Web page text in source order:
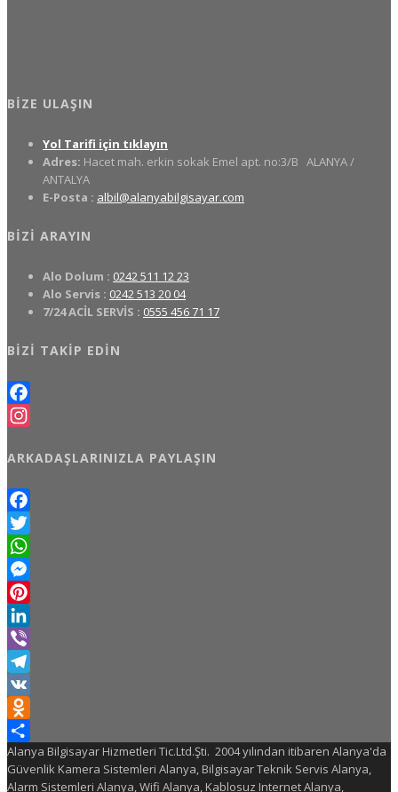
BIZE ULAŞIN
Yol Tarifi için tıklayın
Adres: Hacet mah. erkin sokak Emel apt. no:3/B ALANYA /
ANTALYA
E-Posta : albil@alanyabilgisayar.com
BIZI ARAYIN
Alo Dolum : 0242 511 12 23
Alo Servis : 0242 513 20 04
7/24 ACİL SERVİS : 0555 456 71 17
BIZI TAKIP EDIN
Facebook
ARKADAŞLARINIZLA PAYLAŞIN
Facebook
Twitter
WhatsApp
Messenger
Pinterest
LinkedIn
Viber
Telegram
VK
Odnoklassniki
Share
Alanya Bilgisayar Hizmetleri Tic.Ltd.Şti. 2004 yılından itibaren Alanya'da
Güvenlik Kamera Sistemleri Alanya, Bilgisayar Teknik Servis Alanya,
Alarm Sistemleri Alanya, Wifi Alanya, Kablosuz Internet Alanya,